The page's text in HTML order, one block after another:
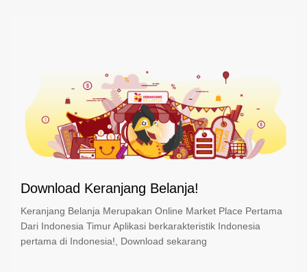
Download Keranjang Belanja!
Keranjang Belanja Merupakan Online Market Place Pertama
Dari Indonesia Timur Aplikasi berkarakteristik Indonesia
pertama di Indonesia!, Download sekarang